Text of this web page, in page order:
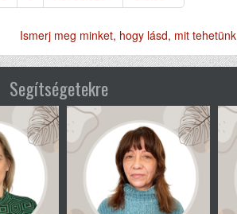
oldal
oldal
Ismerj meg minket, hogy lásd, mit tehetünk
Segítségetekre